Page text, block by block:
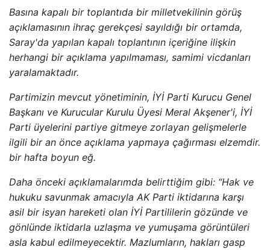
Basına kapalı bir toplantıda bir milletvekilinin görüş
açıklamasının ihraç gerekçesi sayıldığı bir ortamda,
Saray'da yapılan kapalı toplantının içeriğine ilişkin
herhangi bir açıklama yapılmaması, samimi vicdanları
yaralamaktadır.
Partimizin mevcut yönetiminin, İYİ Parti Kurucu Genel
Başkanı ve Kurucular Kurulu Üyesi Meral Akşener'i, İYİ
Parti üyelerini partiye gitmeye zorlayan gelişmelerle
ilgili bir an önce açıklama yapmaya çağırması elzemdir.
bir hafta boyun eğ.
Daha önceki açıklamalarımda belirttiğim gibi: “Hak ve
hukuku savunmak amacıyla AK Parti iktidarına karşı
asil bir isyan hareketi olan İYİ Partililerin gözünde ve
gönlünde iktidarla uzlaşma ve yumuşama görüntüleri
asla kabul edilmeyecektir. Mazlumların, hakları gasp